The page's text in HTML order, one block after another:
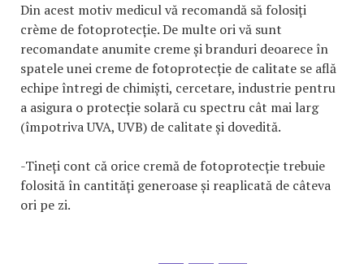
Din acest motiv medicul vă recomandă să folosiți
crème de fotoprotecție. De multe ori vă sunt
recomandate anumite creme și branduri deoarece în
spatele unei creme de fotoprotecție de calitate se află
echipe întregi de chimiști, cercetare, industrie pentru
a asigura o protecție solară cu spectru cât mai larg
(împotriva UVA, UVB) de calitate și dovedită.
-Tineți cont că orice cremă de fotoprotecție trebuie
folosită în cantităţi generoase și reaplicată de câteva
ori pe zi.